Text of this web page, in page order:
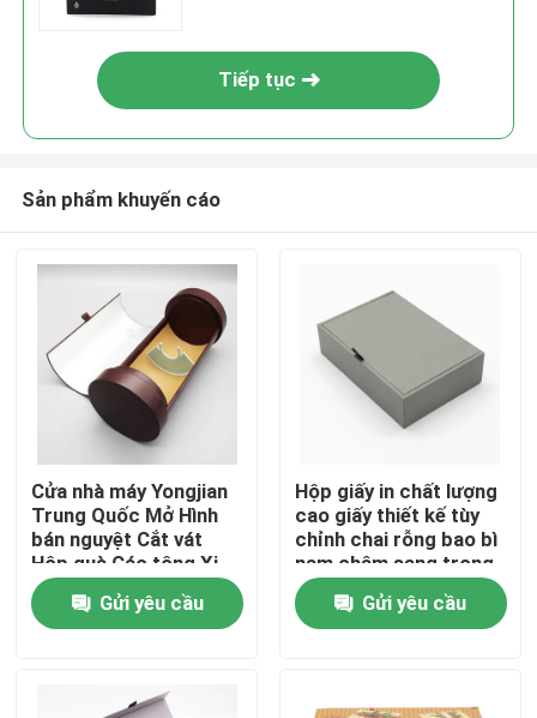
Trang chủ
Các sản phẩm
Tiếp tục
Sản phẩm khuyến cáo
Cửa nhà máy Yongjian
Trung Quốc Mở Hình
bán nguyệt Cắt vát
Hộp quà Các tông Xi
lanh giấy Bao bì rượu
Ống giấyGửi yêu cầu
Hộp giấy in chất lượng
cao giấy thiết kế tùy
chỉnh chai rỗng bao bì
nam châm sang trọng
hộp nước hoa
Gửi yêu cầu